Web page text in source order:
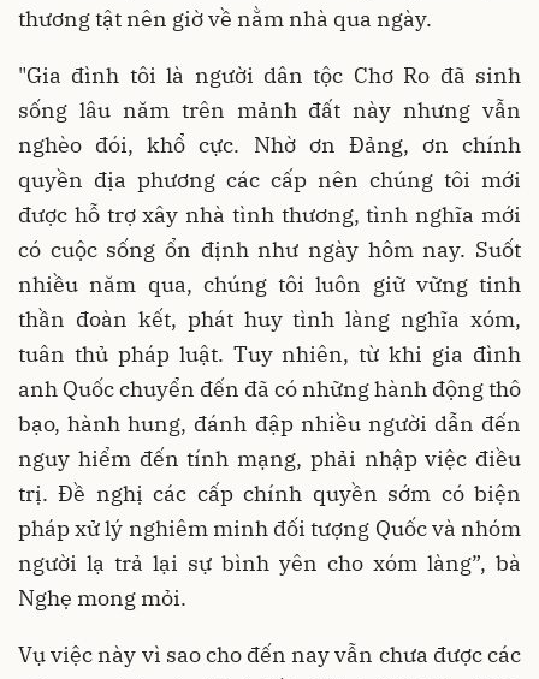
thương tật nên giờ về nằm nhà qua ngày.
"Gia đình tôi là người dân tộc Chơ Ro đã sinh
sống lâu năm trên mảnh đất này nhưng vẫn
nghèo đói, khổ cực. Nhờ ơn Đảng, ơn chính
quyền địa phương các cấp nên chúng tôi mới
được hỗ trợ xây nhà tình thương, tình nghĩa mới
có cuộc sống ổn định như ngày hôm nay. Suốt
nhiều năm qua, chúng tôi luôn giữ vững tinh
thần đoàn kết, phát huy tình làng nghĩa xóm,
tuân thủ pháp luật. Tuy nhiên, từ khi gia đình
anh Quốc chuyển đến đã có những hành động thô
bạo, hành hung, đánh đập nhiều người dẫn đến
nguy hiểm đến tính mạng, phải nhập việc điều
trị. Đề nghị các cấp chính quyền sớm có biện
pháp xử lý nghiêm minh đối tượng Quốc và nhóm
người lạ trả lại sự bình yên cho xóm làng”, bà
Nghẹ mong mỏi.
Vụ việc này vì sao cho đến nay vẫn chưa được các